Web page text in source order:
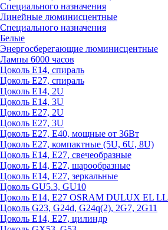
Специального назначения
Линейные люминисцентные
Специального назначения
Белые
Энергосберегающие люминисцентные
Лампы 6000 часов
Цоколь Е14, спираль
Цоколь Е27, спираль
Цоколь Е14, 2U
Цоколь Е14, 3U
Цоколь Е27, 2U
Цоколь Е27, 3U
Цоколь Е27, Е40, мощные от 36Вт
Цоколь Е27, компактные (5U, 6U, 8U)
Цоколь Е14, Е27, свечеобразные
Цоколь Е14, Е27, шарообразные
Цоколь Е14, Е27, зеркальные
Цоколь GU5.3, GU10
Цоколь Е14, Е27 OSRAM DULUX EL LL
Цоколь G23, G24d, G24q(2), 2G7, 2G11
Цоколь Е14, Е27, цилиндр